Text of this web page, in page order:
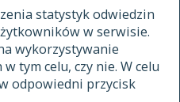
statystyk odwiedzin
w serwisie.
wykorzystywanie
tym celu, czy nie. W celu
odpowiedni przycisk